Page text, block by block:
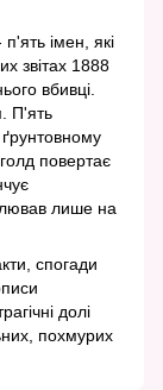
імен, які
звітах 1888
вбивці.
П'ять
повертає
лише на
спогади
долі
похмурих